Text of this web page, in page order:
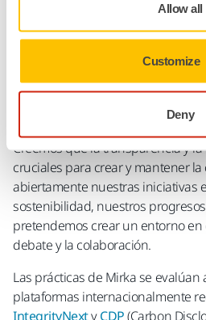
Allow all
Customize
Deny
Creemos que la transparencia y
cruciales para crear y mantener
abiertamente nuestras iniciativas
sostenibilidad, nuestros
pretendemos crear un entorno en
debate y la colaboración.​
Las prácticas de Mirka se evalúan
plataformas internacionalmente
IntegrityNextyCDP(Carbon